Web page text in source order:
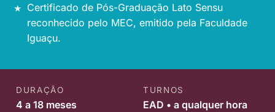
Certificado de Pós-Graduação Lato Sensu
reconhecido pelo MEC, emitido pela Faculdade
Iguaçu.
DURAÇÃO
4 a 18 meses
TURNOS
EAD • a qualquer hora